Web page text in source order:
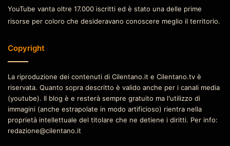
YouTube vanta oltre 17.000 iscritti ed è stato una delle prime
risorse per coloro che desideravano conoscere meglio il territorio.
Copyright
La riproduzione dei contenuti di Cilentano.it e Cilentano.tv è
riservata. Quanto sopra descritto è valido anche per i canali media
(youtube). Il blog è e resterà sempre gratuito ma l'utilizzo di
immagini (anche estrapolate in modo artificioso) rientra nella
proprietà intellettuale del titolare che ne detiene i diritti. Per info:
redazione@cilentano.it